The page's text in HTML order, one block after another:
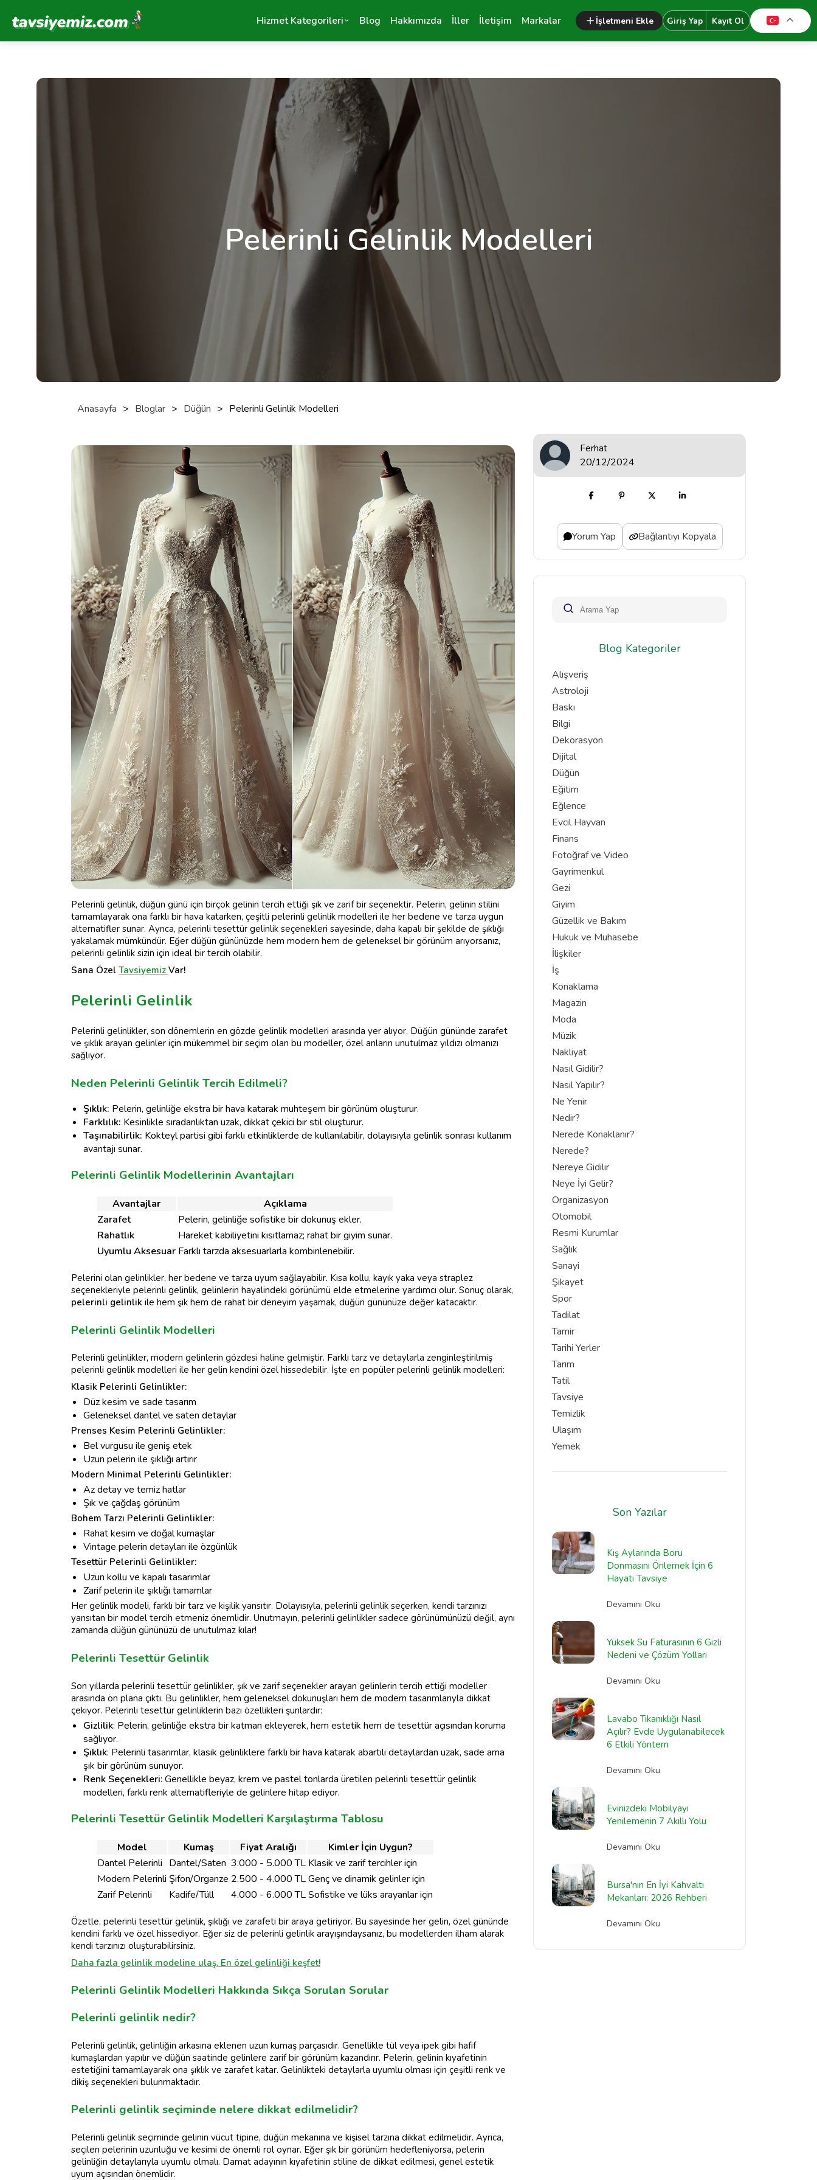
Tavsiyemiz Anasayfa Hizmet Kategorileri Blog Hakkımızda İller İletişim Markalar İşletmeni Ekle Giriş Yap Kayıt Ol
Pelerinli Gelinlik Modelleri
Anasayfa > Bloglar > Düğün > Pelerinli Gelinlik Modelleri
Pelerinli gelinlik, düğün günü için birçok gelinin tercih ettiği şık ve zarif bir seçenektir. Pelerin, gelinin stilini
tamamlayarak ona farklı bir hava katarken, çeşitli pelerinli gelinlik modelleri ile her bedene ve tarza uygun
alternatifler sunar. Ayrıca, pelerinli tesettür gelinlik seçenekleri sayesinde, daha kapalı bir şekilde de şıklığı
yakalamak mümkündür. Eğer düğün gününüzde hem modern hem de geleneksel bir görünüm arıyorsanız,
pelerinli gelinlik sizin için ideal bir tercih olabilir.
Sana Özel Tavsiyemiz Var!
Pelerinli Gelinlik
Pelerinli gelinlikler, son dönemlerin en gözde gelinlik modelleri arasında yer alıyor. Düğün gününde zarafet
ve şıklık arayan gelinler için mükemmel bir seçim olan bu modeller, özel anların unutulmaz yıldızı olmanızı
sağlıyor.
Neden Pelerinli Gelinlik Tercih Edilmeli?
Şıklık: Pelerin, gelinliğe ekstra bir hava katarak muhteşem bir görünüm oluşturur.
Farklılık: Kesinlikle sıradanlıktan uzak, dikkat çekici bir stil oluşturur.
Taşınabilirlik: Kokteyl partisi gibi farklı etkinliklerde de kullanılabilir, dolayısıyla gelinlik sonrası kullanım
avantajı sunar.
Pelerinli Gelinlik Modellerinin Avantajları
Avantajlar
Açıklama
Zarafet
Pelerin, gelinliğe sofistike bir dokunuş ekler.
Rahatlık
Hareket kabiliyetini kısıtlamaz; rahat bir giyim sunar.
Uyumlu Aksesuar Farklı tarzda aksesuarlarla kombinlenebilir.
Pelerini olan gelinlikler, her bedene ve tarza uyum sağlayabilir. Kısa kollu, kayık yaka veya straplez
seçenekleriyle pelerinli gelinlik, gelinlerin hayalindeki görünümü elde etmelerine yardımcı olur. Sonuç olarak,
pelerinli gelinlik ile hem şık hem de rahat bir deneyim yaşamak, düğün gününüze değer katacaktır.
Pelerinli Gelinlik Modelleri
Pelerinli gelinlikler, modern gelinlerin gözdesi haline gelmiştir. Farklı tarz ve detaylarla zenginleştirilmiş
pelerinli gelinlik modelleri ile her gelin kendini özel hissedebilir. İşte en popüler pelerinli gelinlik modelleri:
Klasik Pelerinli Gelinlikler:
Düz kesim ve sade tasarım
Geleneksel dantel ve saten detaylar
Prenses Kesim Pelerinli Gelinlikler:
Bel vurgusu ile geniş etek
Uzun pelerin ile şıklığı artırır
Modern Minimal Pelerinli Gelinlikler:
Az detay ve temiz hatlar
Şık ve çağdaş görünüm
Bohem Tarzı Pelerinli Gelinlikler:
Rahat kesim ve doğal kumaşlar
Vintage pelerin detayları ile özgünlük
Tesettür Pelerinli Gelinlikler:
Uzun kollu ve kapalı tasarımlar
Zarif pelerin ile şıklığı tamamlar
Her gelinlik modeli, farklı bir tarz ve kişilik yansıtır. Dolayısıyla, pelerinli gelinlik seçerken, kendi tarzınızı
yansıtan bir model tercih etmeniz önemlidir. Unutmayın, pelerinli gelinlikler sadece görünümünüzü değil, aynı
zamanda düğün gününüzü de unutulmaz kılar!
Pelerinli Tesettür Gelinlik
Son yıllarda pelerinli tesettür gelinlikler, şık ve zarif seçenekler arayan gelinlerin tercih ettiği modeller
arasında ön plana çıktı. Bu gelinlikler, hem geleneksel dokunuşları hem de modern tasarımlarıyla dikkat
çekiyor. Pelerinli tesettür gelinliklerin bazı özellikleri şunlardır:
Gizlilik: Pelerin, gelinliğe ekstra bir katman ekleyerek, hem estetik hem de tesettür açısından koruma
sağlıyor.
Şıklık: Pelerinli tasarımlar, klasik gelinliklere farklı bir hava katarak abartılı detaylardan uzak, sade ama
şık bir görünüm sunuyor.
Renk Seçenekleri: Genellikle beyaz, krem ve pastel tonlarda üretilen pelerinli tesettür gelinlik
modelleri, farklı renk alternatifleriyle de gelinlere hitap ediyor.
Pelerinli Tesettür Gelinlik Modelleri Karşılaştırma Tablosu
Model Kumaş Fiyat Aralığı
Kimler İçin Uygun?
Dantel Pelerinli Dantel/Saten 3.000 - 5.000 TL Klasik ve zarif tercihler için
Modern Pelerinli Şifon/Organze 2.500 - 4.000 TLGenç ve dinamik gelinler için
Zarif Pelerinli
Kadife/Tüll 4.000 - 6.000 TLSofistike ve lüks arayanlar için
Özetle, pelerinli tesettür gelinlik, şıklığı ve zarafeti bir araya getiriyor. Bu sayesinde her gelin, özel gününde
kendini farklı ve özel hissediyor. Eğer siz de pelerinli gelinlik arayışındaysanız, bu modellerden ilham alarak
kendi tarzınızı oluşturabilirsiniz.
Daha fazla gelinlik modeline ulaş. En özel gelinliği keşfet!
Pelerinli Gelinlik Modelleri Hakkında Sıkça Sorulan Sorular
Pelerinli gelinlik nedir?
Pelerinli gelinlik, gelinliğin arkasına eklenen uzun kumaş parçasıdır. Genellikle tül veya ipek gibi hafif
kumaşlardan yapılır ve düğün saatinde gelinlere zarif bir görünüm kazandırır. Pelerin, gelinin kıyafetinin
estetiğini tamamlayarak ona şıklık ve zarafet katar. Gelinlikteki detaylarla uyumlu olması için çeşitli renk ve
dikiş seçenekleri bulunmaktadır.
Pelerinli gelinlik seçiminde nelere dikkat edilmelidir?
Pelerinli gelinlik seçiminde gelinin vücut tipine, düğün mekanına ve kişisel tarzına dikkat edilmelidir. Ayrıca,
seçilen pelerinin uzunluğu ve kesimi de önemli rol oynar. Eğer şık bir görünüm hedefleniyorsa, pelerin
gelinliğin detaylarıyla uyumlu olmalı. Damat adayının kıyafetinin stiline de dikkat edilmesi, genel estetik
uyum açısından önemlidir.
Ferhat
20/12/2024
Yorum Yap Bağlantıyı Kopyala
Blog Kategoriler
Alışveriş
Astroloji
Baskı
Bilgi
Dekorasyon
Dijital
Düğün
Eğitim
Eğlence
Evcil Hayvan
Finans
Fotoğraf ve Video
Gayrimenkul
Gezi
Giyim
Güzellik ve Bakım
Hukuk ve Muhasebe
İlişkiler
İş
Konaklama
Magazin
Moda
Müzik
Nakliyat
Nasıl Gidilir?
Nasıl Yapılır?
Ne Yenir
Nedir?
Nerede Konaklanır?
Nerede?
Nereye Gidilir
Neye İyi Gelir?
Organizasyon
Otomobil
Resmi Kurumlar
Sağlık
Sanayi
Şikayet
Spor
Tadilat
Tamir
Tarihi Yerler
Tarım
Tatil
Tavsiye
Temizlik
Ulaşım
Yemek
Son Yazılar
Kış Aylarında Boru
Donmasını Önlemek İçin 6
Hayati Tavsiye
Devamını Oku
Yüksek Su Faturasının 6 Gizli
Nedeni ve Çözüm Yolları
Devamını Oku
Lavabo Tıkanıklığı Nasıl
Açılır? Evde Uygulanabilecek
6 Etkili Yöntem
Devamını Oku
Evinizdeki Mobilyayı
Yenilemenin 7 Akıllı Yolu
Devamını Oku
Bursa'nın En İyi Kahvaltı
Mekanları: 2026 Rehberi
Devamını Oku